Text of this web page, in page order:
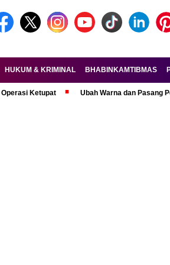
HUKUM & KRIMINAL BHABINKAMTIBMAS
Ubah Warna dan Pasang Pelat